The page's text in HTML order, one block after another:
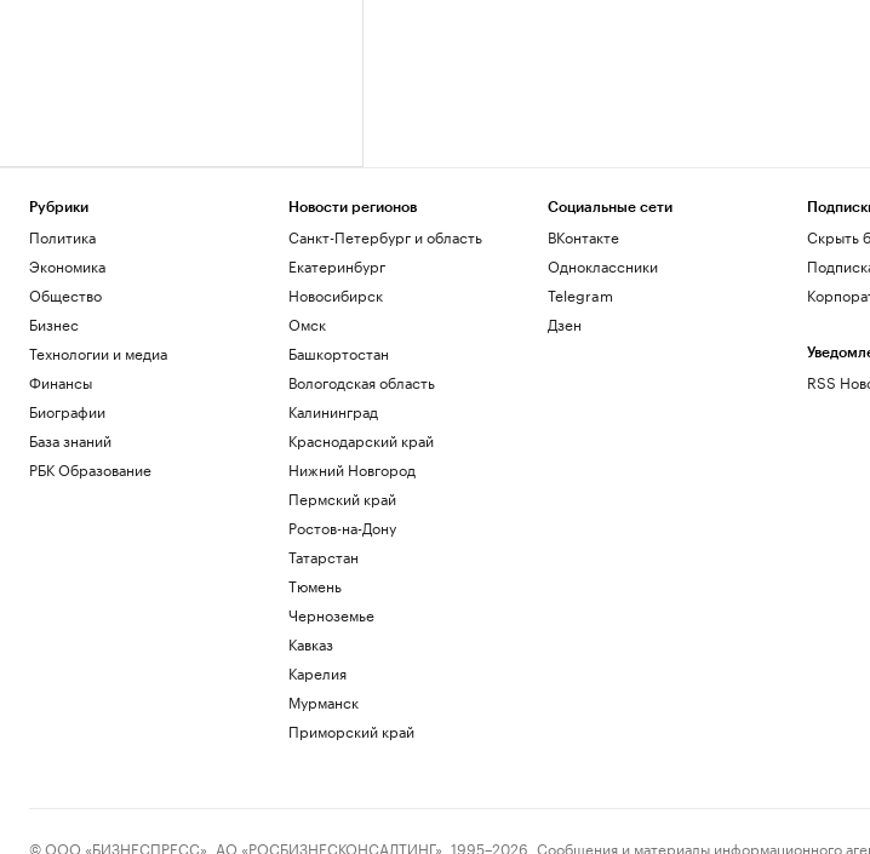
Рубрики
Политика
Экономика
Общество
Бизнес
Технологии и медиа
Финансы
Биографии
База знаний
РБК Образование
Новости регионов
Санкт-Петербург и область
Екатеринбург
Новосибирск
Омск
Башкортостан
Вологодская область
Калининград
Краснодарский край
Нижний Новгород
Пермский край
Ростов-на-Дону
Татарстан
Тюмень
Черноземье
Кавказ
Карелия
Мурманск
Приморский край
Социальные сети
ВКонтакте
Одноклассники
Telegram
Дзен
Скрыть
RSS
© ООО «БИЗНЕСПРЕСС», АО «РОСБИЗНЕСКОНСАЛТИНГ», 1995–2026. Сообщения и материалы информационного